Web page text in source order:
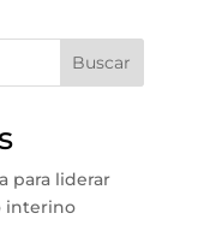
Buscar
para liderar
interino